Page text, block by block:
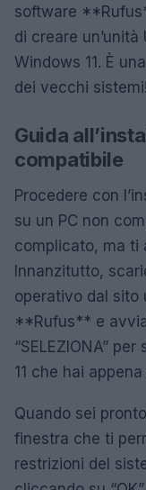
software
di creare un’unità
Windows 11. È
dei vecchi sistemi!
Guida
compatibile
Procedere con
su un PC non
complicato, ma ti
Innanzitutto,
operativo dal sito
**Rufus** e
“SELEZIONA”
11 che hai
Quando sei
finestra che ti
restrizioni del